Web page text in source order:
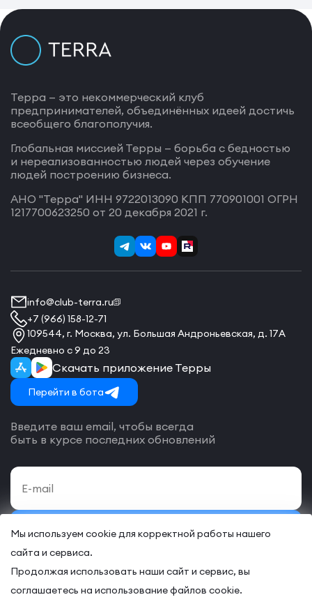
Терра — это некоммерческий клуб
предпринимателей, объединённых идеей достичь
всеобщего благополучия.
Глобальная миссией Терры — борьба с бедностью
и нереализованностью людей через обучение
людей построению бизнеса.
АНО "Терра" ИНН 9722013090 КПП 770901001 ОГРН
1217700623250 от 20 декабря 2021 г.
info@club-terra.ru
+7 (966) 158-12-71
109544, г. Москва, ул. Большая Андроньевская, д. 17А
Ежедневно с 9 до 23
Скачать приложение Терры
Перейти в бота
Введите ваш email, чтобы всегда
быть в курсе последних обновлений
Даю своё согласие на обработку
сдоговором-оферты на оказание онлайн и/или офлайн услуг.
Мы используем cookie для корректной работы нашего
сайта и сервиса.
Продолжая использовать наши сайт и сервис, вы
соглашаетесь на использование файлов cookie.